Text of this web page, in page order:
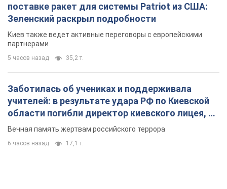
поставке ракет для системы Patriot из США:
Зеленский раскрыл подробности
Киев также ведет активные переговоры с европейскими
партнерами
5 часов назад 35,2 т.
Заботилась об учениках и поддерживала
учителей: в результате удара РФ по Киевской
области погибли директор киевского лицея, её
муж и внук
Вечная память жертвам российского террора
6 часов назад 17,1 т.